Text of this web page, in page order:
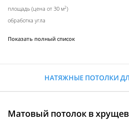
площадь (цена от 30 м2)
обработка угла
Показать полный список
НАТЯЖНЫЕ ПОТОЛКИ
Матовый потолок в